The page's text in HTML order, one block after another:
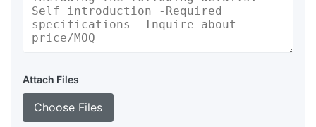
Attach Files
Choose Files